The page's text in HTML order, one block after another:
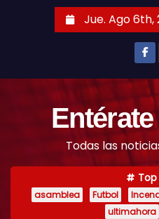
Jue. Ago 6th,
Todas las
asamblea Futbol
ultimahora